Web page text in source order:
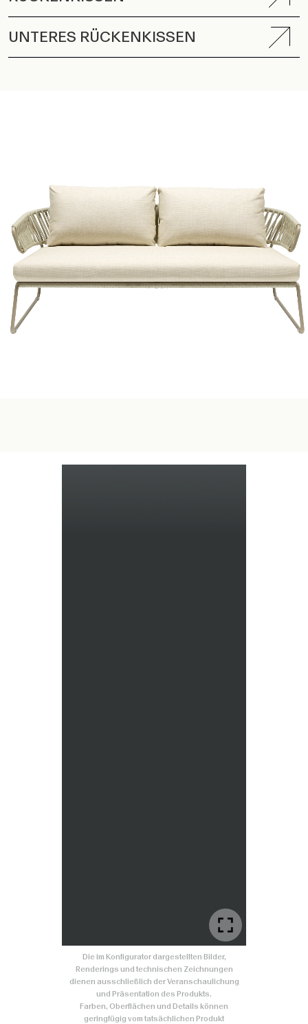
UNTERES RÜCKENKISSEN
Die im Konfigurator dargestellten Bilder,
Renderings und technischen Zeichnungen
dienen ausschließlich der Veranschaulichung
und Präsentation des Produkts.
Farben, Oberflächen und Details können
geringfügig vom tatsächlichen Produkt